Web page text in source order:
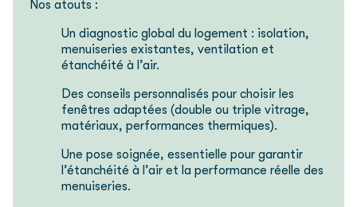
Nos atouts :
Un diagnostic global du logement : isolation,
menuiseries existantes, ventilation et
étanchéité à l’air.
Des conseils personnalisés pour choisir les
fenêtres adaptées (double ou triple vitrage,
matériaux, performances thermiques).
Une pose soignée, essentielle pour garantir
l’étanchéité à l’air et la performance réelle des
menuiseries.